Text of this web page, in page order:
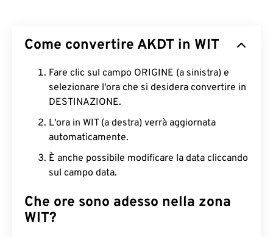
Come convertire AKDT in WIT
Fare clic sul campo ORIGINE (a sinistra) e
selezionare l'ora che si desidera convertire in
DESTINAZIONE.
L'ora in WIT (a destra) verrà aggiornata
automaticamente.
È anche possibile modificare la data cliccando
sul campo data.
Che ore sono adesso nella zona
WIT?